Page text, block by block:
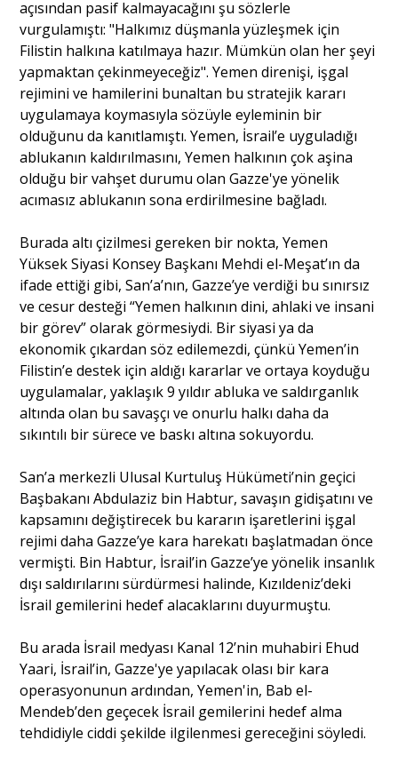
açısından pasif kalmayacağını şu sözlerle
vurgulamıştı: "Halkımız düşmanla yüzleşmek için
Filistin halkına katılmaya hazır. Mümkün olan her şeyi
yapmaktan çekinmeyeceğiz". Yemen direnişi, işgal
rejimini ve hamilerini bunaltan bu stratejik kararı
uygulamaya koymasıyla sözüyle eyleminin bir
olduğunu da kanıtlamıştı. Yemen, İsrail’e uyguladığı
ablukanın kaldırılmasını, Yemen halkının çok aşina
olduğu bir vahşet durumu olan Gazze'ye yönelik
acımasız ablukanın sona erdirilmesine bağladı.
Burada altı çizilmesi gereken bir nokta, Yemen
Yüksek Siyasi Konsey Başkanı Mehdi el-Meşat’ın da
ifade ettiği gibi, San’a’nın, Gazze’ye verdiği bu sınırsız
ve cesur desteği “Yemen halkının dini, ahlaki ve insani
bir görev” olarak görmesiydi. Bir siyasi ya da
ekonomik çıkardan söz edilemezdi, çünkü Yemen’in
Filistin’e destek için aldığı kararlar ve ortaya koyduğu
uygulamalar, yaklaşık 9 yıldır abluka ve saldırganlık
altında olan bu savaşçı ve onurlu halkı daha da
sıkıntılı bir sürece ve baskı altına sokuyordu.
San’a merkezli Ulusal Kurtuluş Hükümeti’nin geçici
Başbakanı Abdulaziz bin Habtur, savaşın gidişatını ve
kapsamını değiştirecek bu kararın işaretlerini işgal
rejimi daha Gazze’ye kara harekatı başlatmadan önce
vermişti. Bin Habtur, İsrail’in Gazze’ye yönelik insanlık
dışı saldırılarını sürdürmesi halinde, Kızıldeniz’deki
İsrail gemilerini hedef alacaklarını duyurmuştu.
Bu arada İsrail medyası Kanal 12’nin muhabiri Ehud
Yaari, İsrail’in, Gazze'ye yapılacak olası bir kara
operasyonunun ardından, Yemen'in, Bab el-
Mendeb’den geçecek İsrail gemilerini hedef alma
tehdidiyle ciddi şekilde ilgilenmesi gereceğini söyledi.